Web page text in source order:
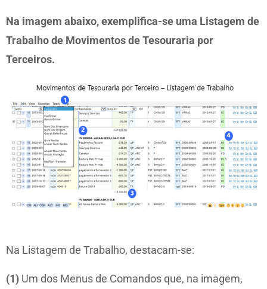
Na imagem abaixo, exemplifica-se uma Listagem de
Trabalho de Movimentos de Tesouraria por
Terceiros.
Na Listagem de Trabalho, destacam-se:
(1) Um dos Menus de Comandos que, na imagem,